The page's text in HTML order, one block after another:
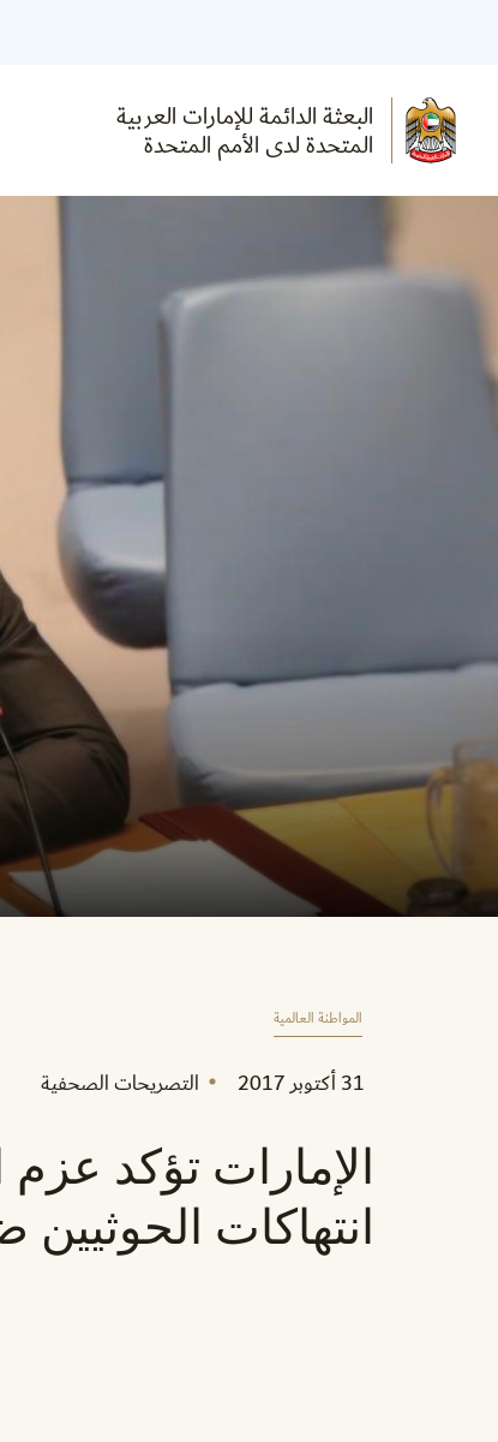
البعثة الدائمة للإمارات العربية
المتحدة لدى الأمم المتحدة
المواطنة العالمية
31 أكتوبر 2017 التصريحات الصحفية
الإمارات تؤكد عزم
انتهاكات الحوثيين